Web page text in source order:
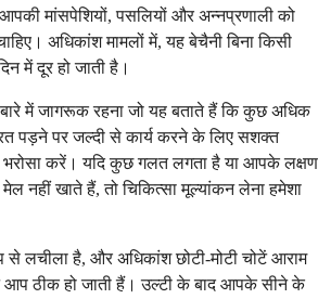
मांसपेशियों, पसलियों और अन्नप्रणाली को
अधिकांश मामलों में, यह बेचैनी बिना किसी
में दूर हो जाती है।
में जागरूक रहना जो यह बताते हैं कि कुछ अधिक
पड़ने पर जल्दी से कार्य करने के लिए सशक्त
भरोसा करें। यदि कुछ गलत लगता है या आपके लक्षण
मेल नहीं खाते हैं, तो चिकित्सा मूल्यांकन लेना हमेशा
लचीला है, और अधिकांश छोटी-मोटी चोटें आराम
ठीक हो जाती हैं। उल्टी के बाद आपके सीने के